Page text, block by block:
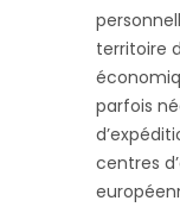
territoire
parfois
centres